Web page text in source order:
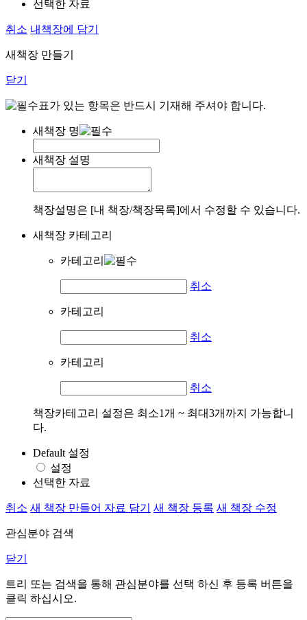
선택한 자료
취소 내책장에 담기
새책장 만들기
닫기
표가 있는 항목은 반드시 기재해 주셔야 합니다.
새책장 명
새책장 설명
책장설명은 [내 책장/책장목록]에서 수정할 수 있습니다.
새책장 카테고리
카테고리
취소
카테고리
취소
카테고리
취소
책장카테고리 설정은 최소1개 ~ 최대3개까지 가능합니
다.
Default 설정
설정
선택한 자료
취소 새 책장 만들어 자료 담기 새 책장 등록 새 책장 수정
관심분야 검색
닫기
트리 또는 검색을 통해 관심분야를 선택 하신 후 등록 버튼을
클릭 하십시오.